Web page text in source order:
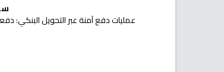
عمليات دفع آمنة عبر التحويل البنكي: